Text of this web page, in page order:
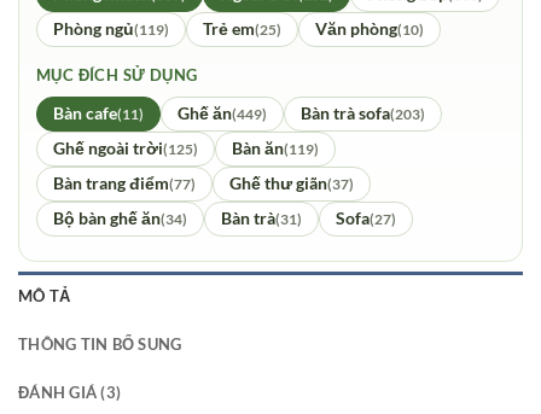
Phòng ngủ(119) Trẻ em(25) Văn phòng(10)
MỤC ĐÍCH SỬ DỤNG
Bàn cafe(11) Ghế ăn(449) Bàn trà sofa(203)
Ghế ngoài trời(125) Bàn ăn(119)
Bàn trang điểm(77) Ghế thư giãn(37)
Bộ bàn ghế ăn(34) Bàn trà(31) Sofa(27)
MÔ TẢ
THÔNG TIN BỔ SUNG
ĐÁNH GIÁ (3)